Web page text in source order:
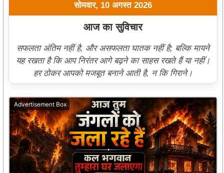
सोमवार, 10 अगस्त 2026
आज का सुविचार
सफलता अंतिम नहीं है, और असफलता घातक नहीं है; बल्कि मायने
यह रखता है कि आप निरंतर आगे बढ़ने का साहस रखते हैं या नहीं।
हर ठोकर आपको मजबूत बनाने आती है, न कि गिराने।
Advertisement Box